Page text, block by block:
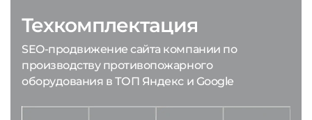
Техкомплектация
SEO-продвижение сайта компании по
производству противопожарного
оборудования в ТОП Яндекс и Google